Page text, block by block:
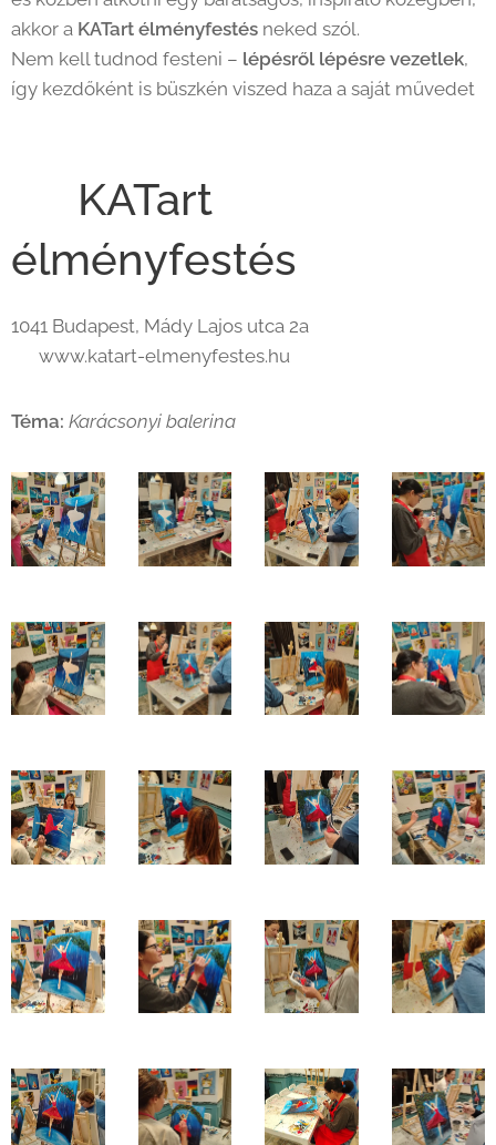
akkor a KATart élményfestés neked szól.
Nem kell tudnod festeni – lépésről lépésre vezetlek,
így kezdőként is büszkén viszed haza a saját művedet
📍 KATart
élményfestés
1041 Budapest, Mády Lajos utca 2a
🌐 www.katart-elmenyfestes.hu
Téma: Karácsonyi balerina